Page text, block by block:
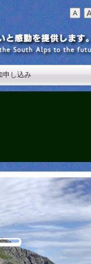
申し込み